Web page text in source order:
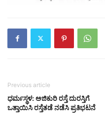
Previous article
ಧರ್ಮಸ್ಥಳ: ಅಜಿಕುರಿ ರಸ್ತೆ ದುರಸ್ತಿಗೆ
ಒತ್ತಾಯಿಸಿ ರಸ್ತೆತಡೆ ನಡೆಸಿ ಪ್ರತಿಭಟನೆ